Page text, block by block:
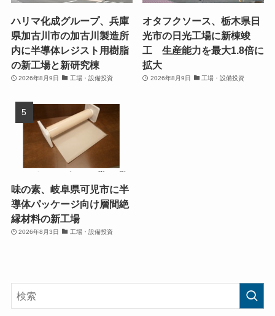
ハリマ化成グループ、兵庫
県加古川市の加古川製造所
内に半導体レジスト用樹脂
の新工場と新研究棟
2026年8月9日 工場・設備投資
オタフクソース、栃木県日
光市の日光工場に新棟竣
工 生産能力を最大1.8倍に
拡大
2026年8月9日 工場・設備投資
味の素、岐阜県可児市に半
導体パッケージ向け層間絶
縁材料の新工場
2026年8月3日 工場・設備投資